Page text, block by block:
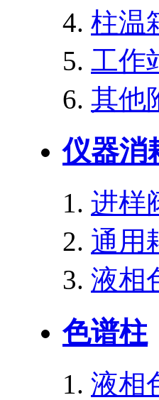
柱温
工作
其他
仪器消
进样
通用
液相
色谱柱
液相